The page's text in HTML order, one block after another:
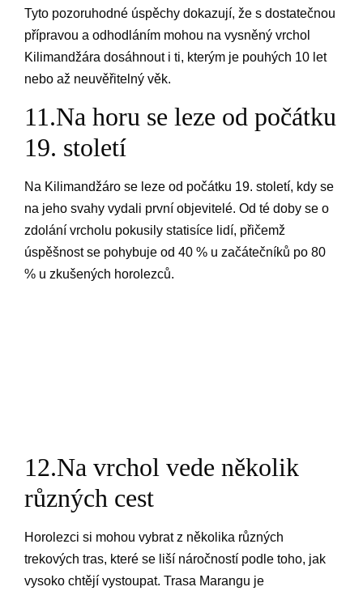
Tyto pozoruhodné úspěchy dokazují, že s dostatečnou
přípravou a odhodláním mohou na vysněný vrchol
Kilimandžára dosáhnout i ti, kterým je pouhých 10 let
nebo až neuvěřitelný věk.
11.Na horu se leze od počátku
19. století
Na Kilimandžáro se leze od počátku 19. století, kdy se
na jeho svahy vydali první objevitelé. Od té doby se o
zdolání vrcholu pokusily statisíce lidí, přičemž
úspěšnost se pohybuje od 40 % u začátečníků po 80
% u zkušených horolezců.
12.Na vrchol vede několik
různých cest
Horolezci si mohou vybrat z několika různých
trekových tras, které se liší náročností podle toho, jak
vysoko chtějí vystoupat. Trasa Marangu je